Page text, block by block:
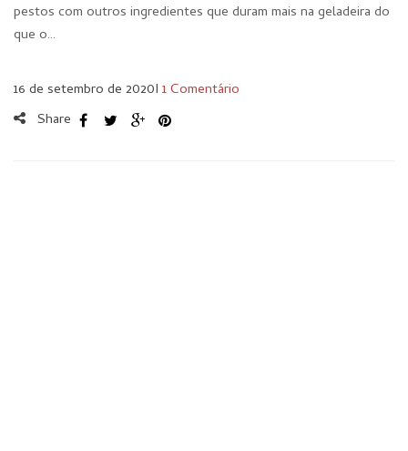
pestos com outros ingredientes que duram mais na geladeira do
que o…
16 de setembro de 2020I 1 Comentário
Share